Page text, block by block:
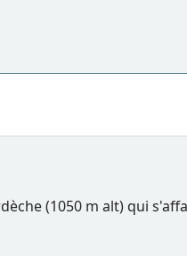
(1050 m alt) qui